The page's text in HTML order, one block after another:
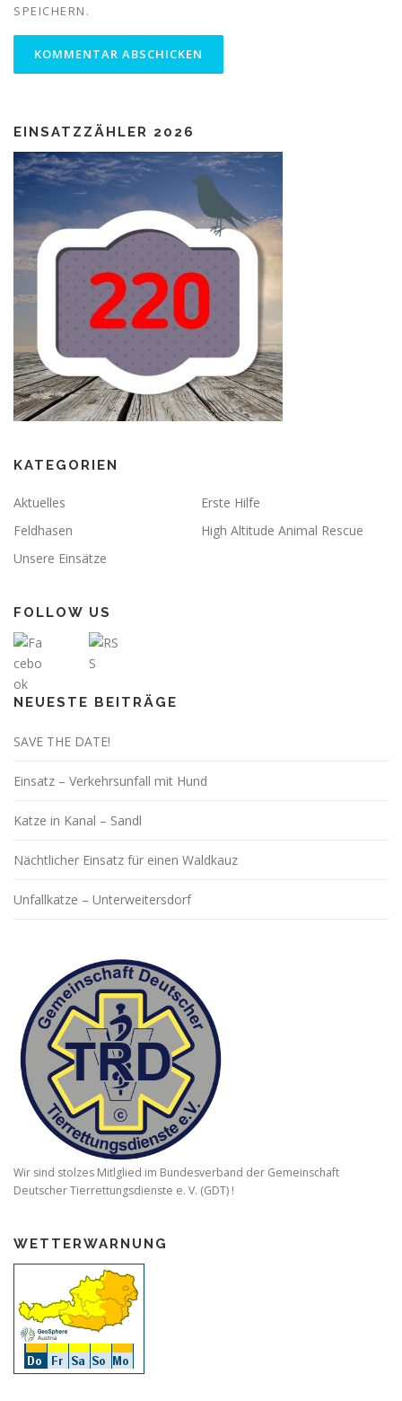
SPEICHERN.
EINSATZZÄHLER 2026
KATEGORIEN
Aktuelles
Erste Hilfe
Feldhasen
High Altitude Animal Rescue
Unsere Einsätze
FOLLOW US
NEUESTE BEITRÄGE
SAVE THE DATE!
Einsatz – Verkehrsunfall mit Hund
Katze in Kanal – Sandl
Nächtlicher Einsatz für einen Waldkauz
Unfallkatze – Unterweitersdorf
Wir sind stolzes Mitlglied im Bundesverband der Gemeinschaft
Deutscher Tierrettungsdienste e. V. (GDT) !
WETTERWARNUNG